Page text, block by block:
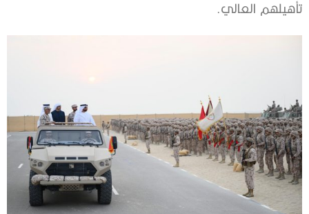
تأهيلهم العالي.